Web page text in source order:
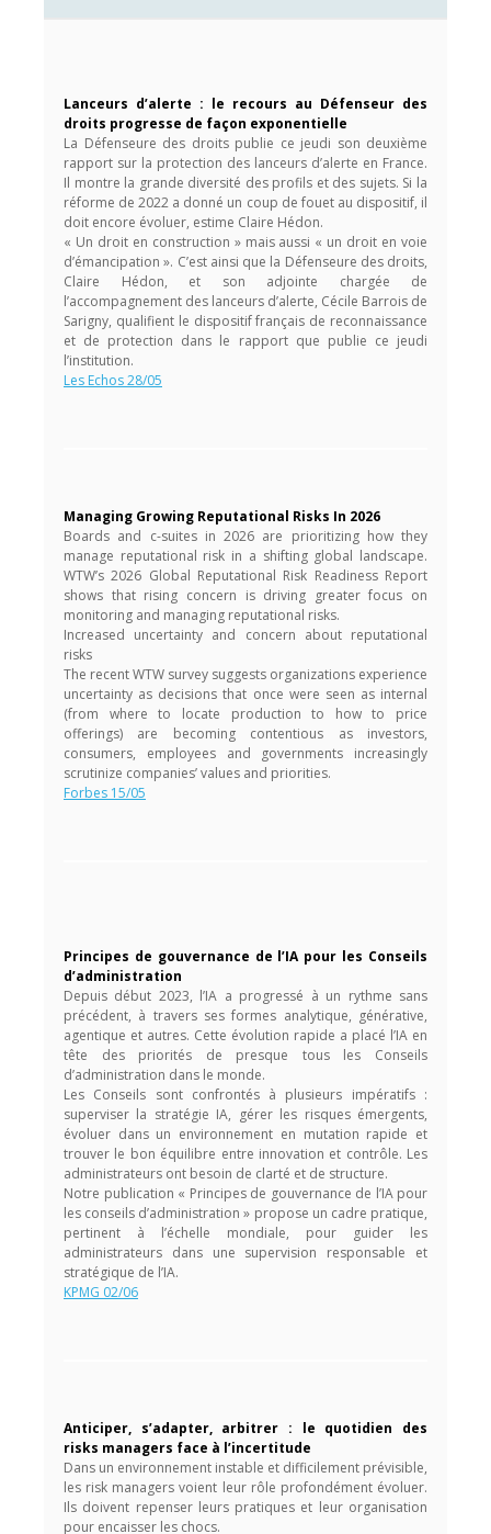
Lanceurs d’alerte : le recours au Défenseur des
droits progresse de façon exponentielle
La Défenseure des droits publie ce jeudi son deuxième
rapport sur la protection des lanceurs d’alerte en France.
Il montre la grande diversité des profils et des sujets. Si la
réforme de 2022 a donné un coup de fouet au dispositif, il
doit encore évoluer, estime Claire Hédon.
« Un droit en construction » mais aussi « un droit en voie
d’émancipation ». C’est ainsi que la Défenseure des droits,
Claire Hédon, et son adjointe chargée de
l’accompagnement des lanceurs d’alerte, Cécile Barrois de
Sarigny, qualifient le dispositif français de reconnaissance
et de protection dans le rapport que publie ce jeudi
l’institution.
Les Echos 28/05
Managing Growing Reputational Risks In 2026
Boards and c-suites in 2026 are prioritizing how they
manage reputational risk in a shifting global landscape.
WTW’s 2026 Global Reputational Risk Readiness Report
shows that rising concern is driving greater focus on
monitoring and managing reputational risks.
Increased uncertainty and concern about reputational
risks
The recent WTW survey suggests organizations experience
uncertainty as decisions that once were seen as internal
(from where to locate production to how to price
offerings) are becoming contentious as investors,
consumers, employees and governments increasingly
scrutinize companies’ values and priorities.
Forbes 15/05
Principes de gouvernance de l’IA pour les Conseils
d’administration
Depuis début 2023, l’IA a progressé à un rythme sans
précédent, à travers ses formes analytique, générative,
agentique et autres. Cette évolution rapide a placé l’IA en
tête des priorités de presque tous les Conseils
d’administration dans le monde.
Les Conseils sont confrontés à plusieurs impératifs :
superviser la stratégie IA, gérer les risques émergents,
évoluer dans un environnement en mutation rapide et
trouver le bon équilibre entre innovation et contrôle. Les
administrateurs ont besoin de clarté et de structure.
Notre publication « Principes de gouvernance de l’IA pour
les conseils d’administration » propose un cadre pratique,
pertinent à l’échelle mondiale, pour guider les
administrateurs dans une supervision responsable et
stratégique de l’IA.
KPMG 02/06
Anticiper, s’adapter, arbitrer : le quotidien des
risks managers face à l’incertitude
Dans un environnement instable et difficilement prévisible,
les risk managers voient leur rôle profondément évoluer.
Ils doivent repenser leurs pratiques et leur organisation
pour encaisser les chocs.